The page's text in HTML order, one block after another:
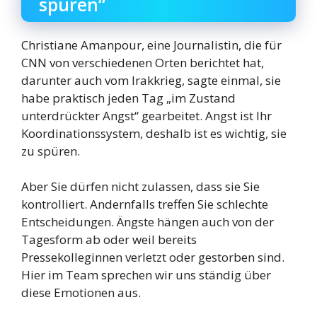
Christiane Amanpour, eine Journalistin, die für
CNN von verschiedenen Orten berichtet hat,
darunter auch vom Irakkrieg, sagte einmal, sie
habe praktisch jeden Tag „im Zustand
unterdrückter Angst“ gearbeitet. Angst ist Ihr
Koordinationssystem, deshalb ist es wichtig, sie
zu spüren.
Aber Sie dürfen nicht zulassen, dass sie Sie
kontrolliert. Andernfalls treffen Sie schlechte
Entscheidungen. Ängste hängen auch von der
Tagesform ab oder weil bereits
Pressekolleginnen verletzt oder gestorben sind.
Hier im Team sprechen wir uns ständig über
diese Emotionen aus.